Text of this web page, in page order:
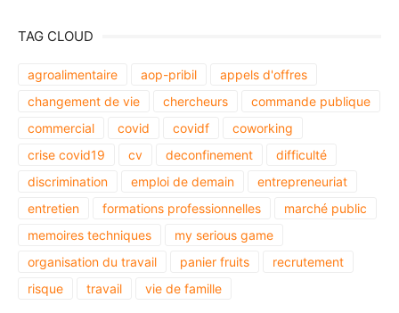
TAG CLOUD
agroalimentaire aop-pribil
appels d'offres
changement de vie
chercheurs
commande publique
commercial
covid covidf
coworking
crise covid19
cv deconfinement
difficulté
discrimination
emploi de demain
entrepreneuriat
entretien
formations professionnelles
marché public
memoires techniques
my serious game
organisation du travail
panier fruits
recrutement
risque
travail vie de famille